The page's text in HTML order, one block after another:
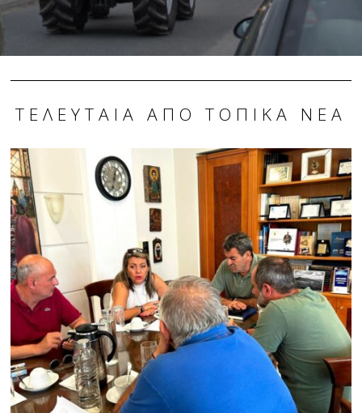
ΤΕΛΕΥΤΑΊΑ ΑΠΌ ΤΟΠΙΚΆ ΝΈΑ